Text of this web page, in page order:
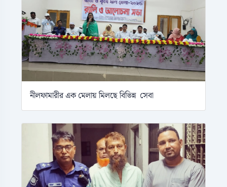
নীলফামারীর এক মেলায় মিলছে বিভিন্ন সেবা